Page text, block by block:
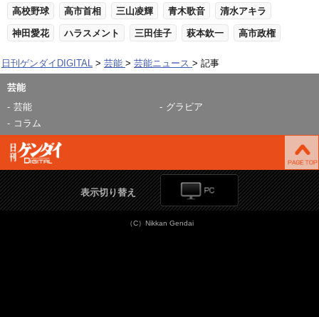
高校野球 高市首相 三山凌輝 青木歌音 清水アキラ
神田愛花 ハラスメント 三田佳子 萩本欽一 高市政権
日刊ゲンダイDIGITAL 芸能 芸能ニュース 記事
芸能
芸能
グラビア
コラム
表示切り替え
（C）Nikkan Gendai